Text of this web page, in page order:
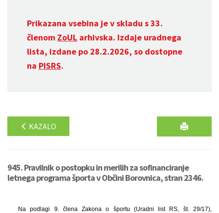
Prikazana vsebina je v skladu s 33.
členom ZoUL arhivska. Izdaje uradnega
lista, izdane po 28.2.2026, so dostopne
na PISRS.
KAZALO
945. Pravilnik o postopku in merilih za sofinanciranje
letnega programa športa v Občini Borovnica, stran 2346.
Na podlagi 9. člena Zakona o športu (Uradni list RS, št. 29/17),